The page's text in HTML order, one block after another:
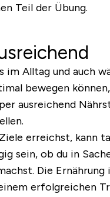
Teil der Übung.
im Alltag und auch
bewegen
ausreichend
erreichst, kann
sein, ob du in
Die Ernährung
erfolgreichen